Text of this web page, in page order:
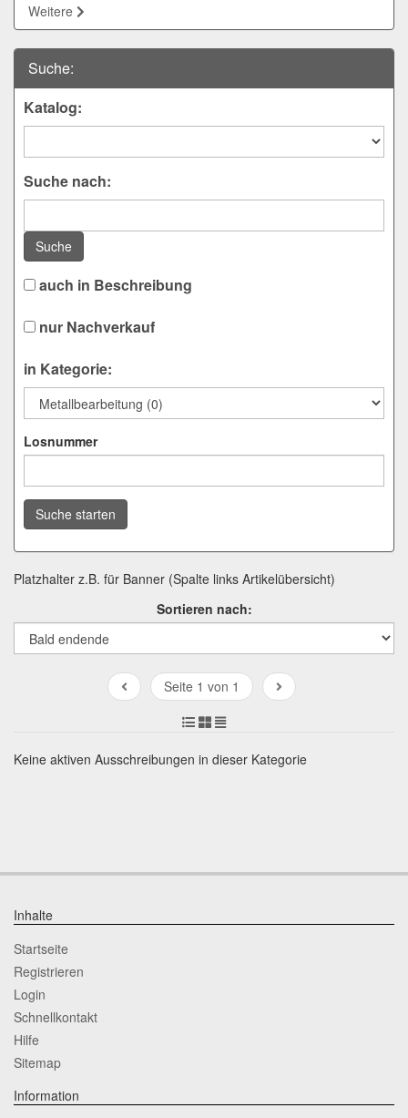
Weitere
Suche:
Katalog:
Suche nach:
Suche
auch in Beschreibung
nur Nachverkauf
in Kategorie:
Losnummer
Suche starten
Platzhalter z.B. für Banner (Spalte links Artikelübersicht)
Sortieren nach:
Seite 1 von 1
Keine aktiven Ausschreibungen in dieser Kategorie
Inhalte
Startseite
Registrieren
Login
Schnellkontakt
Hilfe
Sitemap
Information